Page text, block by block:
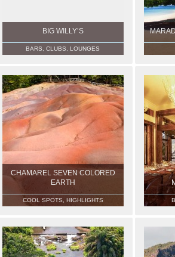
BIG WILLY’S
BARS, CLUBS, LOUNGES
CHAMAREL SEVEN COLORED
EARTH
COOL SPOTS, HIGHLIGHTS